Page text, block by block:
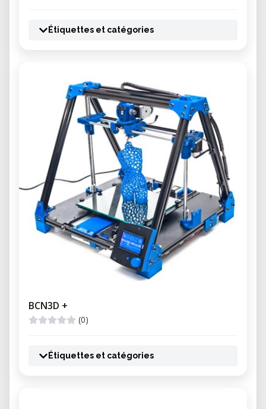
Étiquettes et catégories
BCN3D +
(0)
Étiquettes et catégories